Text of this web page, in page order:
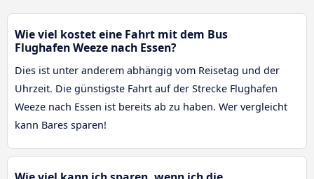
Wie viel kostet eine Fahrt mit dem Bus
Flughafen Weeze nach Essen?
Dies ist unter anderem abhängig vom Reisetag und der
Uhrzeit. Die günstigste Fahrt auf der Strecke Flughafen
Weeze nach Essen ist bereits ab zu haben. Wer vergleicht
kann Bares sparen!